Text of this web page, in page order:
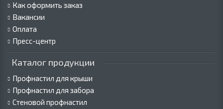
Как оформить заказ
Вакансии
Оплата
Пресс-центр
Каталог продукции
Профнастил для крыши
Профнастил для забора
Стеновой профнастил